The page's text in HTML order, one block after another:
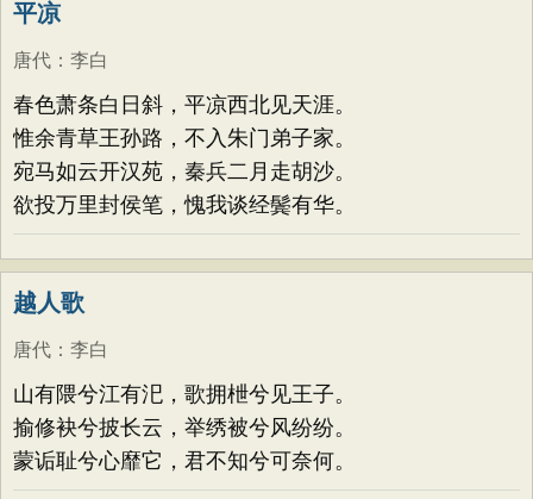
平凉
唐代 ： 李白
春色萧条白日斜，平凉西北见天涯。
惟余青草王孙路，不入朱门弟子家。
宛马如云开汉苑，秦兵二月走胡沙。
欲投万里封侯笔，愧我谈经鬓有华。
越人歌
唐代 ： 李白
山有隈兮江有汜，歌拥枻兮见王子。
揄修袂兮披长云，举绣被兮风纷纷。
蒙诟耻兮心靡它，君不知兮可奈何。